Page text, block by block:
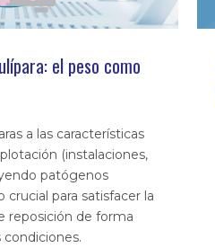
el peso como
a las características
(instalaciones,
patógenos
crucial para satisfacer la
reposición de forma